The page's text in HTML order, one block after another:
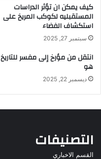
كيف يمكن ان تؤثر الدراسات
المستقبليه لكوكب المريخ على
استكشاف الفضاء
سبتمبر 27, 2025
انتقل من مؤرخ إلى مفسر للتاريخ
هو
ديسمبر 22, 2025
التصنيفات
القسم الاخباري